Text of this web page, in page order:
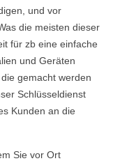
und vor
die meisten dieser
für zb eine einfache
und Geräten
gemacht werden
Schlüsseldienst
Kunden an die
Sie vor Ort